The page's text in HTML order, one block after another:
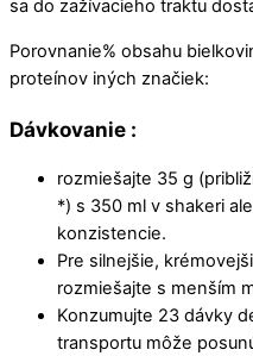
sa do zažívacieho traktu
Porovnanie% obsahu
proteínov iných značiek:
Dávkovanie :
rozmiešajte 35 g
*) s 350 ml v shakeri
konzistencie.
Pre silnejšie,
rozmiešajte s menším
Konzumujte 23 dávky
transportu môže